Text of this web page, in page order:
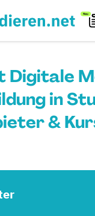
Digitale
in
&